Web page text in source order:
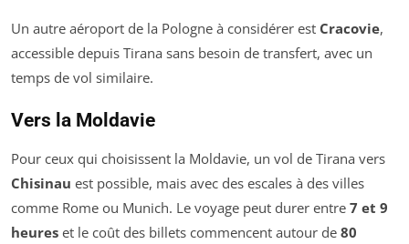
Un autre aéroport de la Pologne à considérer est Cracovie,
accessible depuis Tirana sans besoin de transfert, avec un
temps de vol similaire.
Vers la Moldavie
Pour ceux qui choisissent la Moldavie, un vol de Tirana vers
Chisinau est possible, mais avec des escales à des villes
comme Rome ou Munich. Le voyage peut durer entre 7 et 9
heures et le coût des billets commencent autour de 80